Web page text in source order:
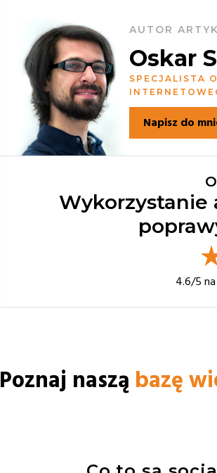
AUTOR
Oskar
SPECJALISTA
Napisz do
Wykorzystanie
4.6/5
Poznaj naszą bazę